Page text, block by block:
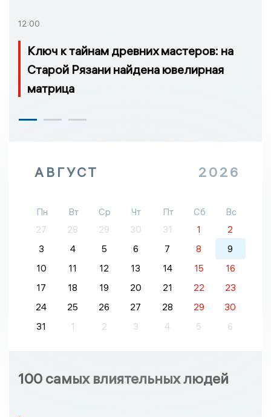
12:00
Ключ к тайнам древних мастеров: на
Старой Рязани найдена ювелирная
матрица
АВГУСТ 2026
Пн Вт Ср Чт Пт Сб
Вс
27
28 29 30 31 1
2
3
4 5 6 7 8
9
10
11 12 13 14 15
16
17
18 19 20 21 22
23
24
25 26 27 28 29
30
31
1 2 3 4 5 6
100 самых влиятельных людей